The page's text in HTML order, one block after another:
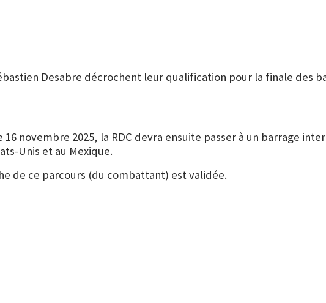
Desabre décrochent leur qualification pour la finale des
novembre 2025, la RDC devra ensuite passer à un barrage
Unis et au Mexique.
de ce parcours (du combattant) est validée.